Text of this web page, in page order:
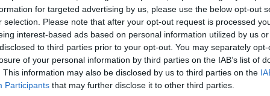
for targeted advertising by us, please use the below opt-out
selection. Please note that after your opt-out request is processed
interest-based ads based on personal information utilized by us
to third parties prior to your opt-out. You may separately
of your personal information by third parties on the IAB’s list of
This information may also be disclosed by us to third parties on the
Participants that may further disclose it to other third parties.
solo l'uso dei gesti, ma anche il lorosignificato.
mani perché potreste trovarvi in grossi guai,
.
il palmo vero il vostro interlocutore, lo state